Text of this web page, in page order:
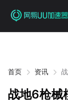
首页 资讯
战地6枪械